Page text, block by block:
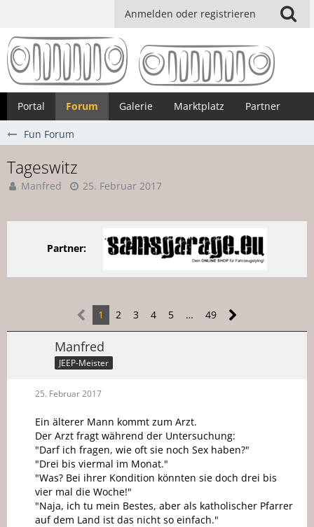
Anmelden oder registrieren
Portal Forum Galerie Marktplatz Partner
Fun Forum
Tageswitz
Manfred 25. Februar 2017
Partner:
1 2 3 4 5 … 49
Manfred
JEEP-Meister
25. Februar 2017
Ein älterer Mann kommt zum Arzt.
Der Arzt fragt während der Untersuchung:
"Darf ich fragen, wie oft sie noch Sex haben?"
"Drei bis viermal im Monat."
"Was? Bei ihrer Kondition könnten sie doch drei bis
vier mal die Woche!"
"Naja, ich tu mein Bestes, aber als katholischer Pfarrer
auf dem Land ist das nicht so einfach."